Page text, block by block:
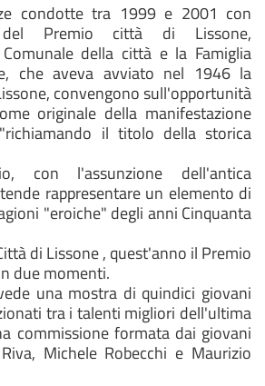
condotte tra 1999 e 2001 con
del Premio città di Lissone,
della città e la Famiglia
che aveva avviato nel 1946 la
convengono sull'opportunità
originale della manifestazione
il titolo della storica
con l'assunzione dell'antica
rappresentare un elemento di
"eroiche" degli anni Cinquanta
di Lissone , quest'anno il Premio
due momenti.
una mostra di quindici giovani
tra i talenti migliori dell'ultima
commissione formata dai giovani
Michele Robecchi e Maurizio